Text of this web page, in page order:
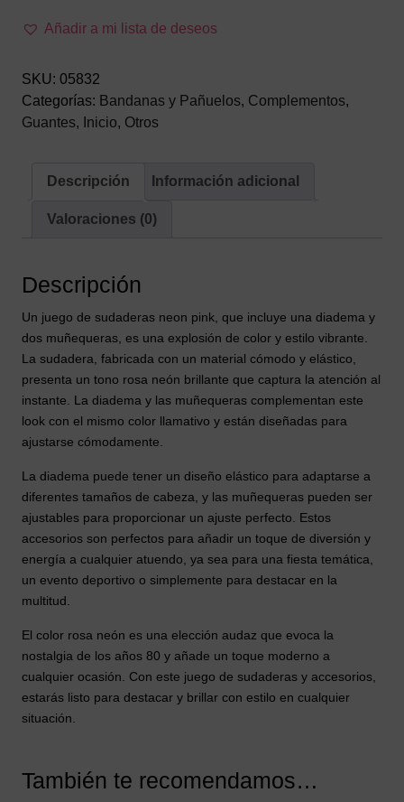
PINKAñadir a mi lista de deseos
SKU: 05832
Categorías: Bandanas y Pañuelos, Complementos,
Guantes, Inicio, Otros
Descripción Información adicional
Valoraciones (0)
Descripción
Un juego de sudaderas neon pink, que incluye una diadema y
dos muñequeras, es una explosión de color y estilo vibrante.
La sudadera, fabricada con un material cómodo y elástico,
presenta un tono rosa neón brillante que captura la atención al
instante. La diadema y las muñequeras complementan este
look con el mismo color llamativo y están diseñadas para
ajustarse cómodamente.
La diadema puede tener un diseño elástico para adaptarse a
diferentes tamaños de cabeza, y las muñequeras pueden ser
ajustables para proporcionar un ajuste perfecto. Estos
accesorios son perfectos para añadir un toque de diversión y
energía a cualquier atuendo, ya sea para una fiesta temática,
un evento deportivo o simplemente para destacar en la
multitud.
El color rosa neón es una elección audaz que evoca la
nostalgia de los años 80 y añade un toque moderno a
cualquier ocasión. Con este juego de sudaderas y accesorios,
estarás listo para destacar y brillar con estilo en cualquier
situación.
También te recomendamos…